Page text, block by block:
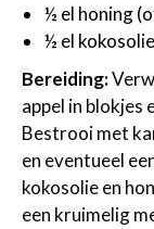
½ el honing
½ el
Bereiding:
appel in blokjes
Bestrooi met
en eventueel
kokosolie en
een kruimelig